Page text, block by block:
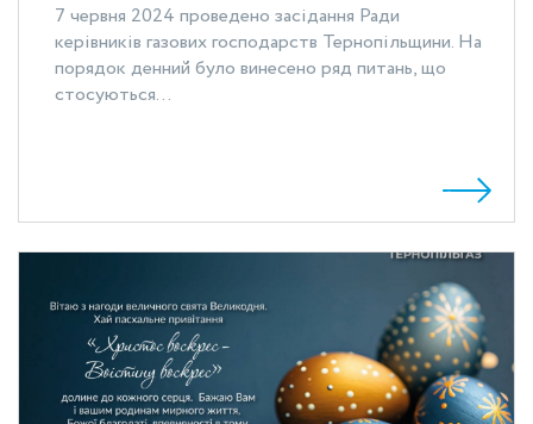
7 червня 2024 проведено засідання Ради
керівників газових господарств Тернопільщини. На
порядок денний було винесено ряд питань, що
стосуються...